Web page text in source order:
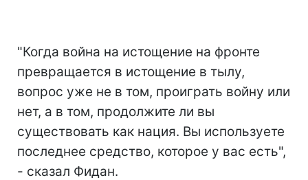
"Когда война на истощение на фронте
превращается в истощение в тылу,
вопрос уже не в том, проиграть войну или
нет, а в том, продолжите ли вы
существовать как нация. Вы используете
последнее средство, которое у вас есть",
- сказал Фидан.